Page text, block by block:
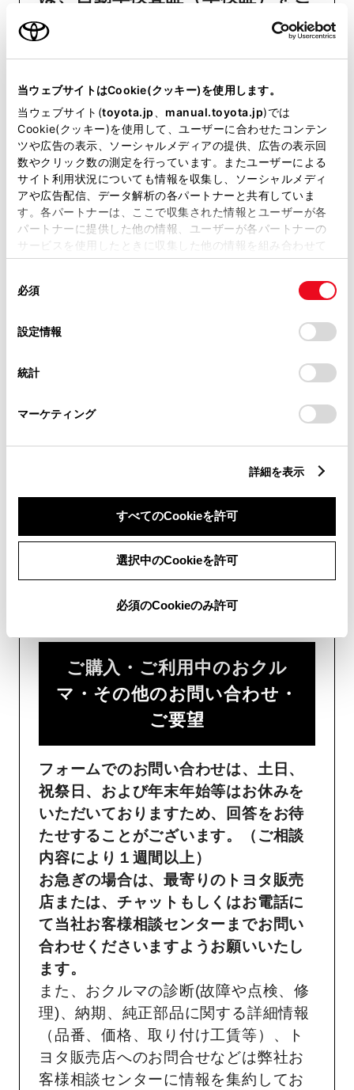
当ウェブサイトはCookie(クッキー)を使用します。
当ウェブサイト(toyota.jp manual.toyota.jp)では
Cookie(クッキー)を使用して、ユーザーに合わせたコンテン
ツや広告の表示、ソーシャルメディアの提供、広告の表示回
数やクリック数の測定を行っています。またユーザーによる
サイト利用状況についても情報を収集し、ソーシャルメディ
アや広告配信、データ解析の各パートナーと共有していま
す。各パートナーは、ここで収集された情報とユーザーが各
パートナーに提供した他の情報、ユーザーが各パートナーの
サービスを使用したときに収集した他の情報を組み合わせて
使用することがあります。当ウェブサイトの使用を続行する
デバイスにすべてのCookie(クッキー)が保存されることに同
意したことになります。Cookie(クッキー)のオプトアウト、
設定の変更、同意を撤回したりするにあたっては、当社の
「Cookie（クッキー）情報の取り扱いについて
」をご覧くだ
必須
設定情報
統計
マーケティング
詳細を表示
すべてのCookieを許可
選択中のCookieを許可
必須のCookieのみ許可
用意いただくとスムーズな対応
リコール等情報はこちら
チャットでお問い合わせ
受付：10:00～18:00
チャットでのお問い合わせはお待たせ
時間が少なくご案内が可能です。
フォームでお問い合わせ
受付：24時間受付
ご購入・ご利用中のおクル
マ・その他のお問い合わせ・
ご要望​
フォームでのお問い合わせは、土日、
祝祭日、および年末年始等はお休みを
いただいておりますため、回答をお待
たせすることがございます。（ご相談
内容により１週間以上）
お急ぎの場合は、最寄りのトヨタ販売
店または、チャットもしくはお電話に
て当社お客様相談センターまでお問い
合わせくださいますようお願いいたし
ます。
また、おクルマの診断(故障や点検、修
理)、納期、純正部品に関する詳細情報
（品番、価格、取り付け工賃等）、ト
ヨタ販売店へのお問合せなどは弊社お
客様相談センターに情報を集約してお